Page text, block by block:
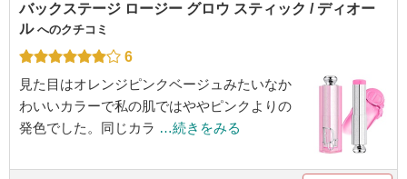
バックステージ ロージー グロウ スティック / ディオー
ル へのクチコミ
6
見た目はオレンジピンクベージュみたいなか
わいいカラーで私の肌ではややピンクよりの
発色でした。同じカラ …続きをみる